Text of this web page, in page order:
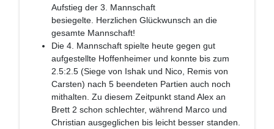
Aufstieg der 3. Mannschaft
besiegelte. Herzlichen Glückwunsch an die
gesamte Mannschaft!
Die 4. Mannschaft spielte heute gegen gut
aufgestellte Hoffenheimer und konnte bis zum
2.5:2.5 (Siege von Ishak und Nico, Remis von
Carsten) nach 5 beendeten Partien auch noch
mithalten. Zu diesem Zeitpunkt stand Alex an
Brett 2 schon schlechter, während Marco und
Christian ausgeglichen bis leicht besser standen.